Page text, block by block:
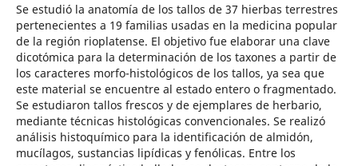
Se estudió la anatomía de los tallos de 37 hierbas terrestres
pertenecientes a 19 familias usadas en la medicina popular
de la región rioplatense. El objetivo fue elaborar una clave
dicotómica para la determinación de los taxones a partir de
los caracteres morfo-histológicos de los tallos, ya sea que
este material se encuentre al estado entero o fragmentado.
Se estudiaron tallos frescos y de ejemplares de herbario,
mediante técnicas histológicas convencionales. Se realizó
análisis histoquímico para la identificación de almidón,
mucílagos, sustancias lipídicas y fenólicas. Entre los